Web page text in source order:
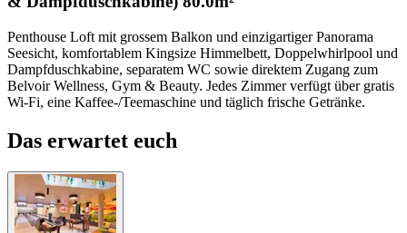
Penthouse Loft mit grossem Balkon und einzigartiger Panorama
Seesicht, komfortablem Kingsize Himmelbett, Doppelwhirlpool und
Dampfduschkabine, separatem WC sowie direktem Zugang zum
Belvoir Wellness, Gym & Beauty. Jedes Zimmer verfügt über gratis
Wi-Fi, eine Kaffee-/Teemaschine und täglich frische Getränke.
Das erwartet euch